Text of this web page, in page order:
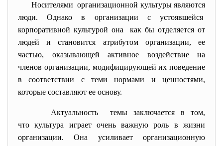
Носителями организационной культуры являются
люди. Однако в организации с устоявшейся
корпоративной культурой она как бы отделяется от
людей и становится атрибутом организации, ее
частью, оказывающей активное воздействие на
членов организации, модифицирующей их поведение
в соответствии с теми нормами и ценностями,
которые составляют ее основу.
Актуальность темы заключается в том,
что культура играет очень важную роль в жизни
организации. Она усиливает организационную